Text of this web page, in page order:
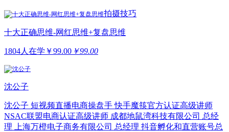
拍摄技巧
十大正确思维-网红思维+复盘思维
1804人在学 ￥99.00 ￥99.00
沈公子
沈公子 短视频直播电商操盘手 快手魔筷官方认证高级讲师
NSAC联盟电商认证高级讲师 成都地鼠湾科技有限公司 总经
理 上海万橙电子商务有限公司 总经理 抖音孵化和直营账号总